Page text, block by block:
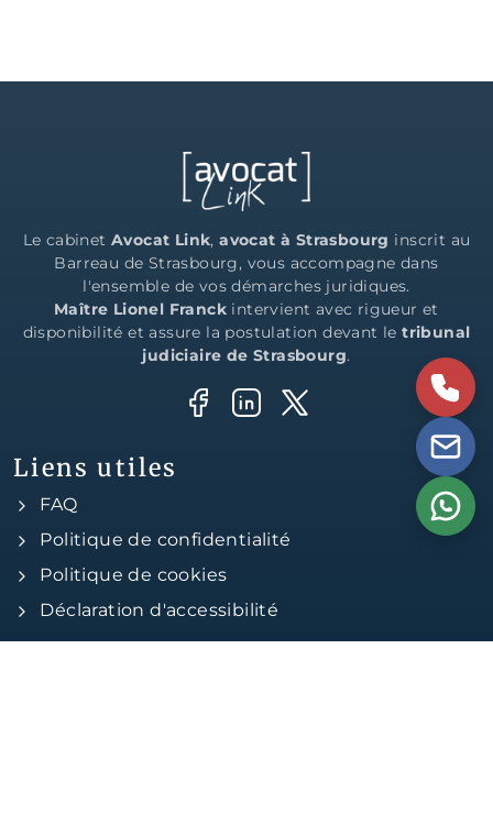
Le cabinetAvocat Link,avocat à Strasbourg inscrit au
Barreau de Strasbourg, vous accompagne dans
l'ensemble de vos démarches juridiques.
Maître Lionel Franck intervient avec rigueur et
disponibilité et assure la postulation devant letribunal
judiciaire de Strasbourg.
Liens utiles
FAQ
Politique de confidentialité
Politique de cookies
Déclaration d'accessibilité